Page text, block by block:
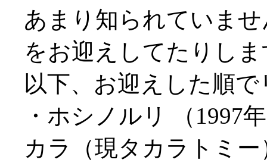
あまり知られていま
をお迎えしてたりし
以下、お迎えした順
・ホシノルリ （1997
カラ（現タカラトミ